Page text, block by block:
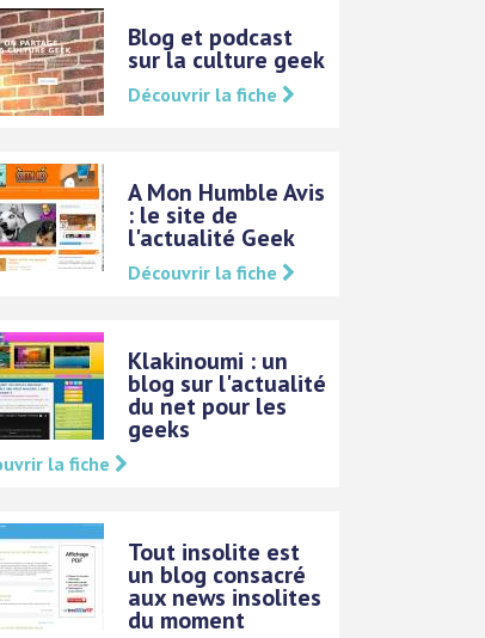
Blog et podcast
sur la culture geek
Découvrir la fiche
A Mon Humble Avis
: le site de
l'actualité Geek
Découvrir la fiche
Klakinoumi : un
blog sur l'actualité
du net pour les
geeks
la fiche
Tout insolite est
un blog consacré
aux news insolites
du moment